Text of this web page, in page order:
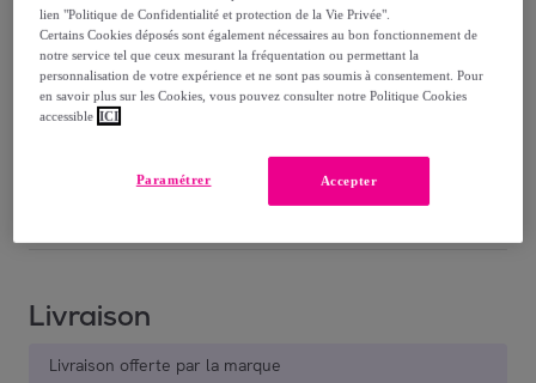
Bleu
Potiron Paris
Livraison
Livraison offerte par la marque
lien "Politique de Confidentialité et protection de la Vie Privée".
Certains Cookies déposés sont également nécessaires au bon fonctionnement de
notre service tel que ceux mesurant la fréquentation ou permettant la
personnalisation de votre expérience et ne sont pas soumis à consentement. Pour
en savoir plus sur les Cookies, vous pouvez consulter notre Politique Cookies
accessible ICI
Accepter
Paramétrer